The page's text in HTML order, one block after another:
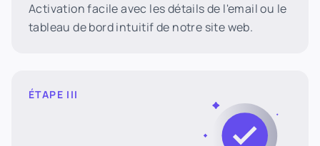
Activation facile avec les détails de l'email ou le
tableau de bord intuitif de notre site web.
ÉTAPE III